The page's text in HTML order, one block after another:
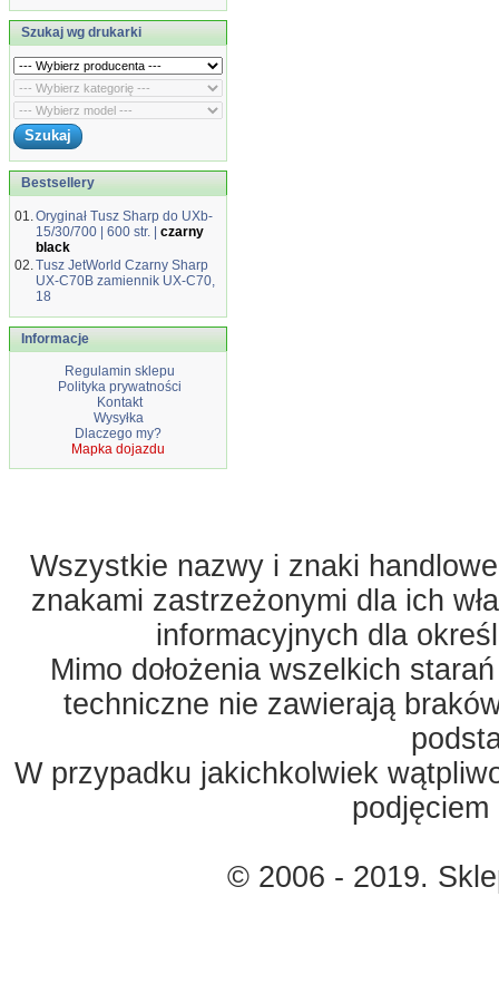
Szukaj wg drukarki
Bestsellery
01.Oryginał Tusz Sharp do UXb-
15/30/700 | 600 str. |
czarny
black
02.Tusz JetWorld Czarny Sharp
UX-C70B zamiennik UX-C70,
18
Informacje
Regulamin sklepu
Polityka prywatności
Kontakt
Wysyłka
Dlaczego my?
Mapka dojazdu
Wszystkie nazwy i znaki
znakami zastrzeżonymi dla ich
informacyjnych dla
Mimo dołożenia wszelkich
techniczne nie zawierają
W przypadku jakichkolwiek
© 2006 - 2019.